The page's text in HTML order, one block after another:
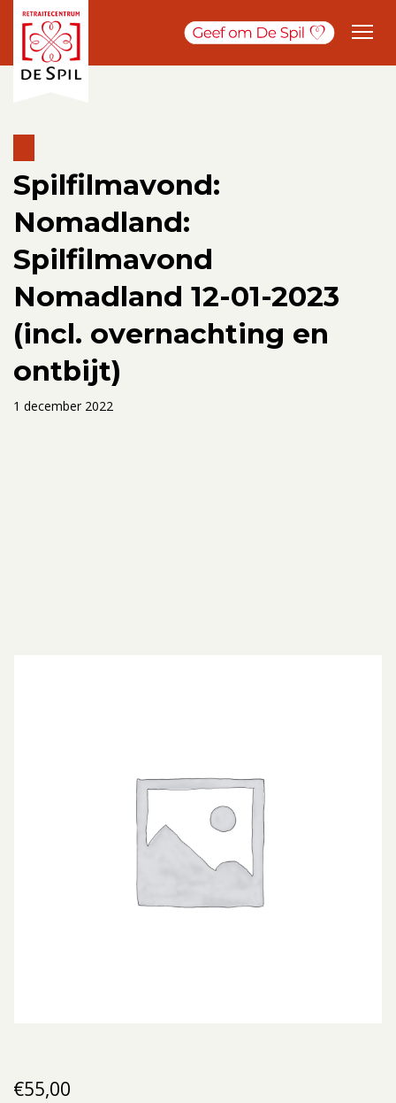
Spilfilmavond:
Nomadland:
Spilfilmavond
Nomadland 12-01-2023
(incl. overnachting en
ontbijt)
1 december 2022
€55,00